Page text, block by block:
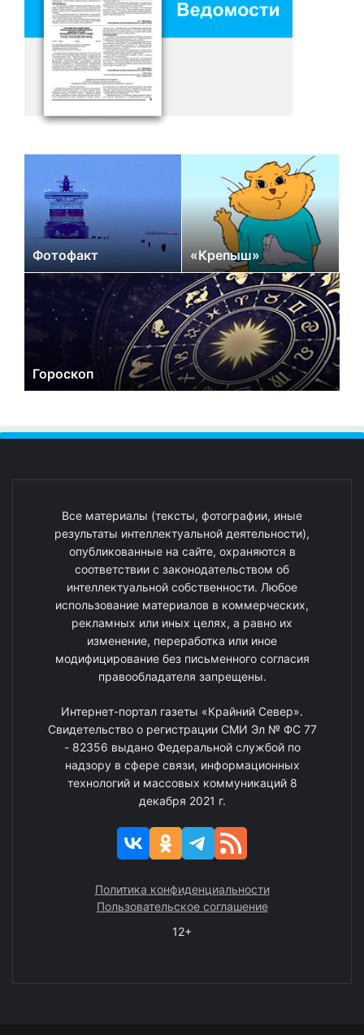
Фотофакт «Крепыш»
Гороскоп
Все материалы (тексты, фотографии, иные
результаты интеллектуальной деятельности),
опубликованные на сайте, охраняются в
соответствии с законодательством об
интеллектуальной собственности. Любое
использование материалов в коммерческих,
рекламных или иных целях, а равно их
изменение, переработка или иное
модифицирование без письменного согласия
правообладателя запрещены.
Интернет-портал газеты «Крайний Север».
Свидетельство о регистрации СМИ Эл № ФС 77
- 82356 выдано Федеральной службой по
надзору в сфере связи, информационных
технологий и массовых коммуникаций 8
декабря 2021 г.
Политика конфиденциальности
Пользовательское соглашение
12+